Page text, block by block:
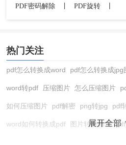
PDF密码解除
PDF旋转
热门关注
pdf怎么转换成word pdf怎么转换成jpg
word转pdf 压缩图片 怎么压缩图片
如何压缩图片 pdf解密 png转jpg pdf
word如何转换成pdf 图片转换格式
展开全部